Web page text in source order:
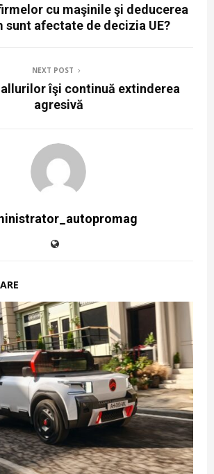
cu maşinile şi deducerea
sunt afectate de decizia UE?
NEXT POST
îşi continuă extinderea
agresivă